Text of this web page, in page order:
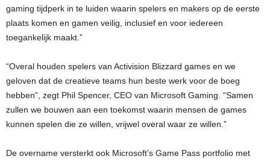
gaming tijdperk in te luiden waarin spelers en makers op de eerste
plaats komen en gamen veilig, inclusief en voor iedereen
toegankelijk maakt.”
“Overal houden spelers van Activision Blizzard games en we
geloven dat de creatieve teams hun beste werk voor de boeg
hebben”, zegt Phil Spencer, CEO van Microsoft Gaming. “Samen
zullen we bouwen aan een toekomst waarin mensen de games
kunnen spelen die ze willen, vrijwel overal waar ze willen.”
De overname versterkt ook Microsoft’s Game Pass portfolio met